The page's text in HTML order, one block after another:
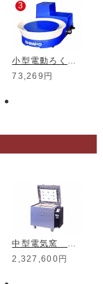
3
小型電動ろくろ RK-5T
73,269円
中型電気窯 DAM-12C
2,327,600円